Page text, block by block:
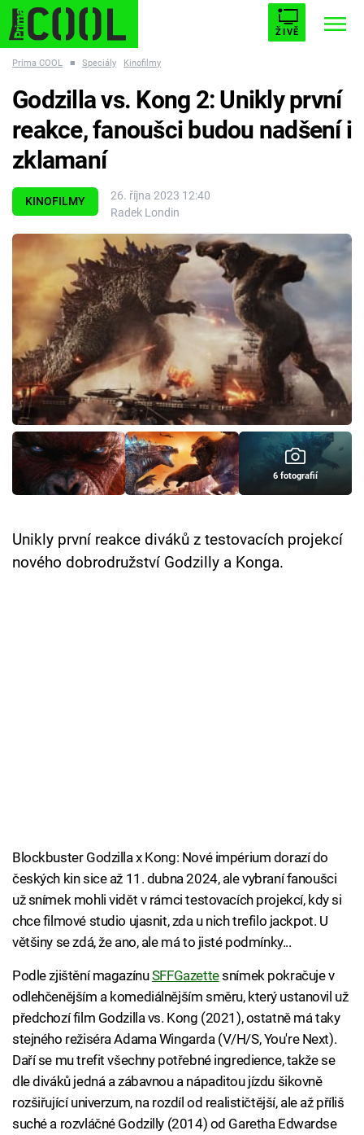
ŽIVĚ
ESCAPE PLNEJ KOTEL AVENGERS 5
Témata
Seriály
Hry
Cool Esport
Pořady
TV Program
Přihlášení
Prima COOL ■ Speciály Kinofilmy
KINOFILMY
26. října 2023 12:40
Radek Londin
Godzilla vs. Kong 2: Unikly první
reakce, fanoušci budou nadšení i
zklamaní
6 fotografií
Unikly první reakce diváků z testovacích projekcí
nového dobrodružství Godzilly a Konga.
Blockbuster Godzilla x Kong: Nové impérium dorazí do
českých kin sice až 11. dubna 2024, ale vybraní fanoušci
už snímek mohli vidět v rámci testovacích projekcí, kdy si
chce filmové studio ujasnit, zda u nich trefilo jackpot. U
většiny se zdá, že ano, ale má to jisté podmínky...
Podle zjištění magazínuSFFGazettesnímek pokračuje v
odlehčenějším a komediálnějším směru, který ustanovil už
předchozí film Godzilla vs. Kong (2021), ostatně má taky
stejného režiséra Adama Wingarda (V/H/S, You're Next).
Daří se mu trefit všechny potřebné ingredience, takže se
dle diváků jedná a zábavnou a nápaditou jízdu šikovně
rozšiřující univerzum, na rozdíl od realističtější, ale až příliš
suché a rozvláčné Godzilly (2014) od Garetha Edwardse